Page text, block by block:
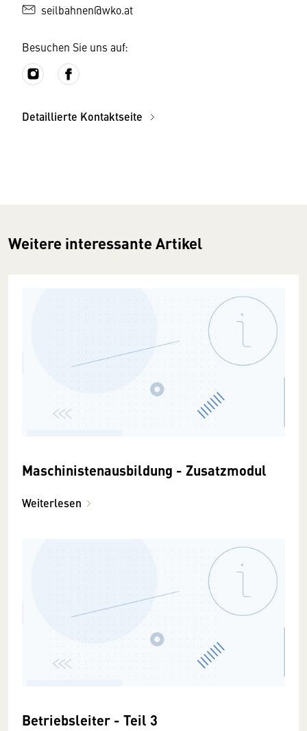
seilbahnen@wko.at
Besuchen Sie uns auf:
Detaillierte Kontaktseite
Weitere interessante Artikel
Maschinistenausbildung - Zusatzmodul
Weiterlesen
Betriebsleiter - Teil 3